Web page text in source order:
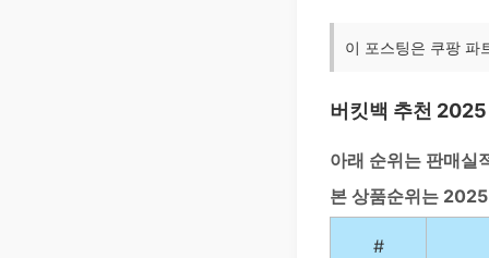
이 포스팅은 쿠팡 파
버킷백 추천
아래 순위는 판매실
본 상품순위는
#